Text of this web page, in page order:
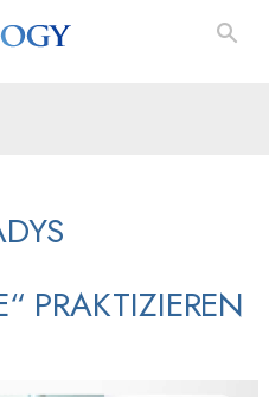
PRAKTIZIEREN